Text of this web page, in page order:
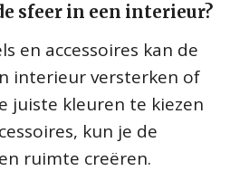
sfeer in een interieur?
en accessoires kan de
interieur versterken of
juiste kleuren te kiezen
kun je de
ruimte creëren.